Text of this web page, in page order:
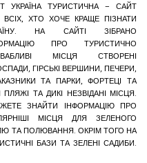
УКРАЇНА ТУРИСТИЧНА – САЙТ
ВСІХ, ХТО ХОЧЕ КРАЩЕ ПІЗНАТИ
НА САЙТІ ЗІБРАНО
ПРО ТУРИСТИЧНО
МІСЦЯ СТВОРЕНІ
ГІРСЬКІ ВЕРШИНИ, ПЕЧЕРИ,
ТА ПАРКИ, ФОРТЕЦІ ТА
ТА ДИКІ НЕЗВІДАНІ МІСЦЯ.
ЗНАЙТИ ІНФОРМАЦІЮ ПРО
МІСЦЯ ДЛЯ ЗЕЛЕНОГО
ТА ПОЛЮВАННЯ. ОКРІМ ТОГО НА
БАЗИ ТА ЗЕЛЕНІ САДИБИ.